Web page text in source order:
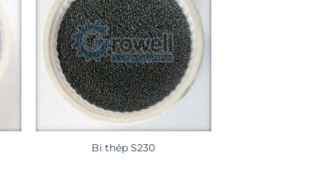
Bi thép S230